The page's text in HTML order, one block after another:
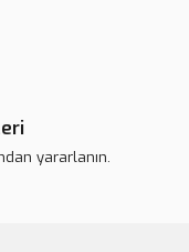
yararlanın.